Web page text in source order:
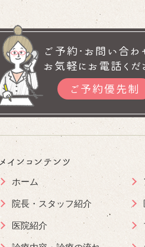
ご予約･お問い合わ
お気軽にお電話くだ
ご予約優先制
メインコンテンツ
ホーム
院長・スタッフ紹介
医院紹介